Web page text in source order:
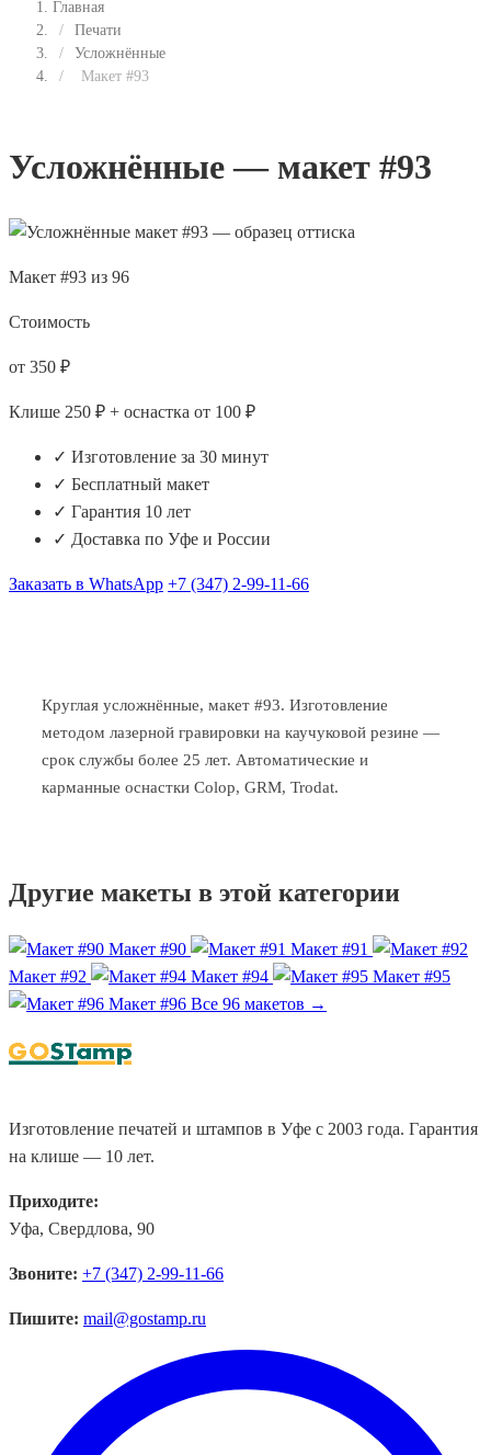
Главная
/
Печати
/
Усложнённые
/
Макет #93
Усложнённые — макет #93
Макет #93 из 96
Стоимость
от 350 ₽
Клише 250 ₽ + оснастка от 100 ₽
✓ Изготовление за 30 минут
✓ Бесплатный макет
✓ Гарантия 10 лет
✓ Доставка по Уфе и России
Заказать в WhatsApp +7 (347) 2-99-11-66
Круглая усложнённые, макет #93. Изготовление
методом лазерной гравировки на каучуковой резине —
срок службы более 25 лет. Автоматические и
карманные оснастки Colop, GRM, Trodat.
Другие макеты в этой категории
Макет #90
Макет #91
Макет #92
Макет #94
Макет #95
Макет #96 Все 96 макетов →
Изготовление печатей и штампов в Уфе с 2003 года. Гарантия
на клише — 10 лет.
Приходите:
Уфа, Свердлова, 90
Звоните: +7 (347) 2-99-11-66
Пишите: mail@gostamp.ru